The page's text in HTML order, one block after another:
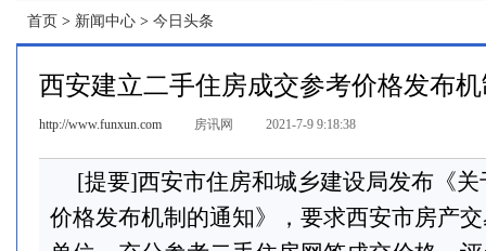
首页 > 新闻中心 > 今日头条
西安建立二手住房成交参考价格发布
http://www.funxun.com 房讯网 2021-7-9 9:18:38
[提要]西安市住房和城乡建设局发布《
价格发布机制的通知》，要求西安市房产